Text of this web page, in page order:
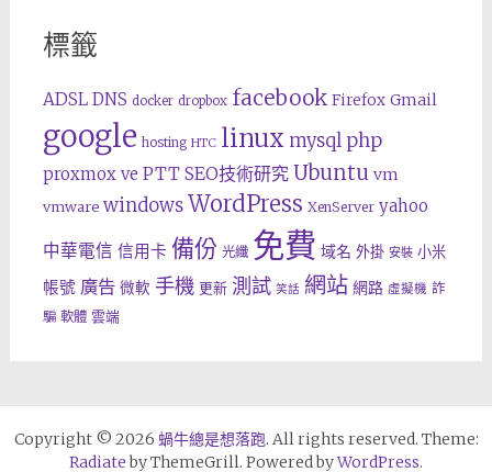
標籤
ADSL DNS docker dropbox facebook Firefox Gmail
google hosting HTC linux mysql php
proxmox ve PTT SEO技術研究 Ubuntu vm
vmware windows WordPress XenServer yahoo
中華電信 信用卡 備份 光纖 免費 域名 外掛 安裝 小米
帳號 廣告 微軟 手機 更新 測試 笑話 網站 網路 虛擬機 詐
騙 軟體 雲端
Copyright © 2026 蝸牛總是想落跑. All rights reserved. Theme:
Radiateby ThemeGrill. Powered byWordPress.